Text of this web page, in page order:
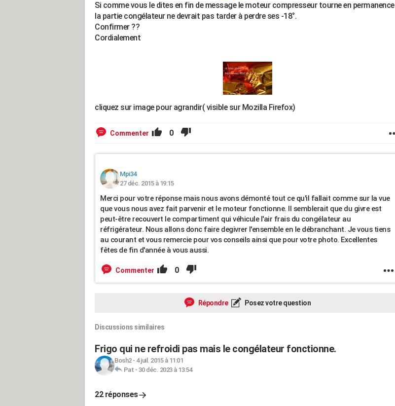
Si comme vous le dites en fin de message le moteur compresseur tourne en permanence
la partie congélateur ne devrait pas tarder à perdre ses -18°.
Confirmer ??
Cordialement
cliquez sur image pour agrandir( visible sur Mozilla Firefox)
Commenter 0
Mpi34
27 déc. 2015 à 19:15
Merci pour votre réponse mais nous avons démonté tout ce qu'il fallait comme sur la vue
que vous nous avez fait parvenir et le moteur fonctionne. Il semblerait que du givre est
peut-être recouvert le compartiment qui véhicule l'air frais du congélateur au
réfrigérateur. Nous allons donc faire degivrer l'ensemble en le débranchant. Je vous tiens
au courant et vous remercie pour vos conseils ainsi que pour votre photo. Excellentes
fêtes de fin d'année à vous aussi.
Commenter 0
Répondre Posez votre question
Discussions similaires
Frigo qui ne refroidi pas mais le congélateur fonctionne.
Bosh2- 4 juil. 2015 à 11:01
Pat - 30 déc. 2023 à 13:54
22 réponses